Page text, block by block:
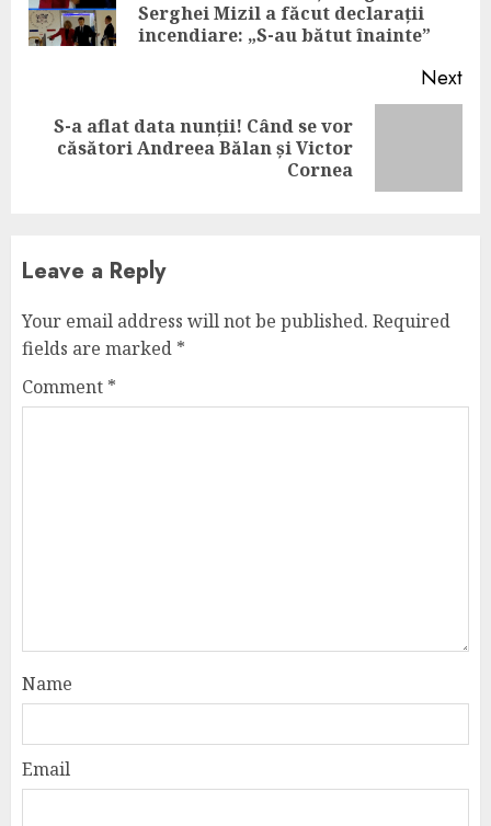
Serghei Mizil a făcut declarații
incendiare: „S-au bătut înainte”
Next
Next
S-a aflat data nunții! Când se vor
căsători Andreea Bălan și Victor
Cornea
Leave a Reply
Your email address will not be published. Required
fields are marked *
Comment *
Name
Email